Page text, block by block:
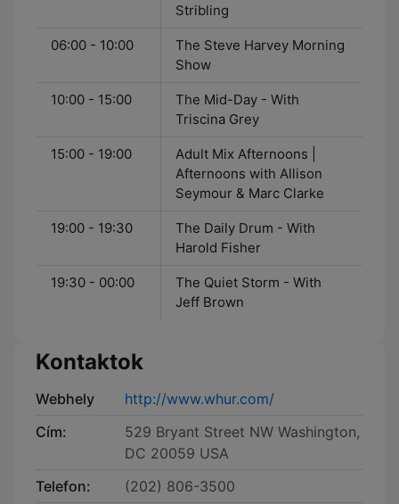
Stribling
06:00 - 10:00
The Steve Harvey Morning
Show
10:00 - 15:00
The Mid-Day - With
Triscina Grey
15:00 - 19:00
Adult Mix Afternoons |
Afternoons with Allison
Seymour & Marc Clarke
19:00 - 19:30
The Daily Drum - With
Harold Fisher
19:30 - 00:00
The Quiet Storm - With
Jeff Brown
Kontaktok
Webhely
http://www.whur.com/
Cím:
529 Bryant Street NW Washington,
DC 20059 USA
Telefon:
(202) 806-3500